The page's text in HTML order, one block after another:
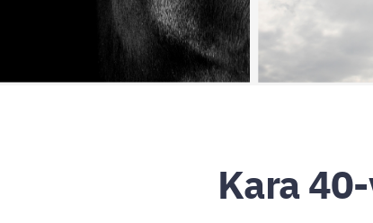
Kara